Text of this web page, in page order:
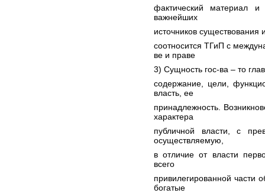
фактический материал
важнейших
источников существования
соотносится ТГиП с
ве и праве
3) Сущность гос-ва – то
содержание, цели,
власть, ее
принадлежность.
характера
публичной власти, с
осуществляемую,
в отличие от власти
всего
привилегированной части
богатые